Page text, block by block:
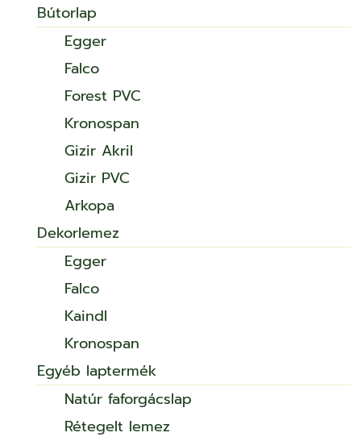
Bútorlap
Egger
Falco
Forest PVC
Kronospan
Gizir Akril
Gizir PVC
Arkopa
Dekorlemez
Egger
Falco
Kaindl
Kronospan
Egyéb laptermék
Natúr faforgácslap
Rétegelt lemez